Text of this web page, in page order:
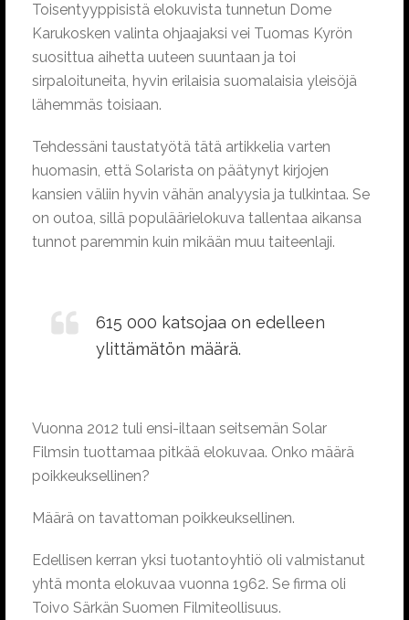
Toisentyyppisistä elokuvista tunnetun Dome
Karukosken valinta ohjaajaksi vei Tuomas Kyrön
suosittua aihetta uuteen suuntaan ja toi
sirpaloituneita, hyvin erilaisia suomalaisia yleisöjä
lähemmäs toisiaan.
Tehdessäni taustatyötä tätä artikkelia varten
huomasin, että Solarista on päätynyt kirjojen
kansien väliin hyvin vähän analyysia ja tulkintaa. Se
on outoa, sillä populäärielokuva tallentaa aikansa
tunnot paremmin kuin mikään muu taiteenlaji.
615 000 katsojaa on edelleen
ylittämätön määrä.
Vuonna 2012 tuli ensi-iltaan seitsemän Solar
Filmsin tuottamaa pitkää elokuvaa. Onko määrä
poikkeuksellinen?
Määrä on tavattoman poikkeuksellinen.
Edellisen kerran yksi tuotantoyhtiö oli valmistanut
yhtä monta elokuvaa vuonna 1962. Se firma oli
Toivo Särkän Suomen Filmiteollisuus.